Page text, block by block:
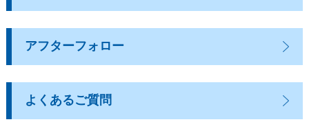
アフターフォロー
よくあるご質問